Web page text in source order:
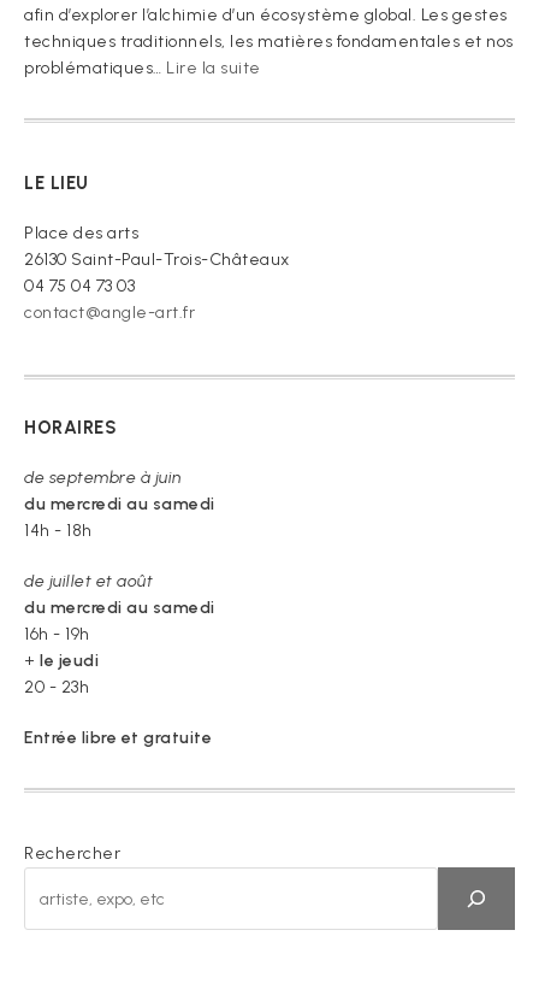
afin d’explorer l’alchimie d’un écosystème global. Les gestes
techniques traditionnels, les matières fondamentales et nos
problématiques… Lire la suite
vous
LE LIEU
Place des arts
26130 Saint-Paul-Trois-Châteaux
04 75 04 73 03
contact@angle-art.fr
HORAIRES
de septembre à juin
du mercredi au samedi
14h - 18h
de juillet et août
du mercredi au samedi
16h - 19h
+ le jeudi
20 - 23h
Entrée libre et gratuite
Rechercher